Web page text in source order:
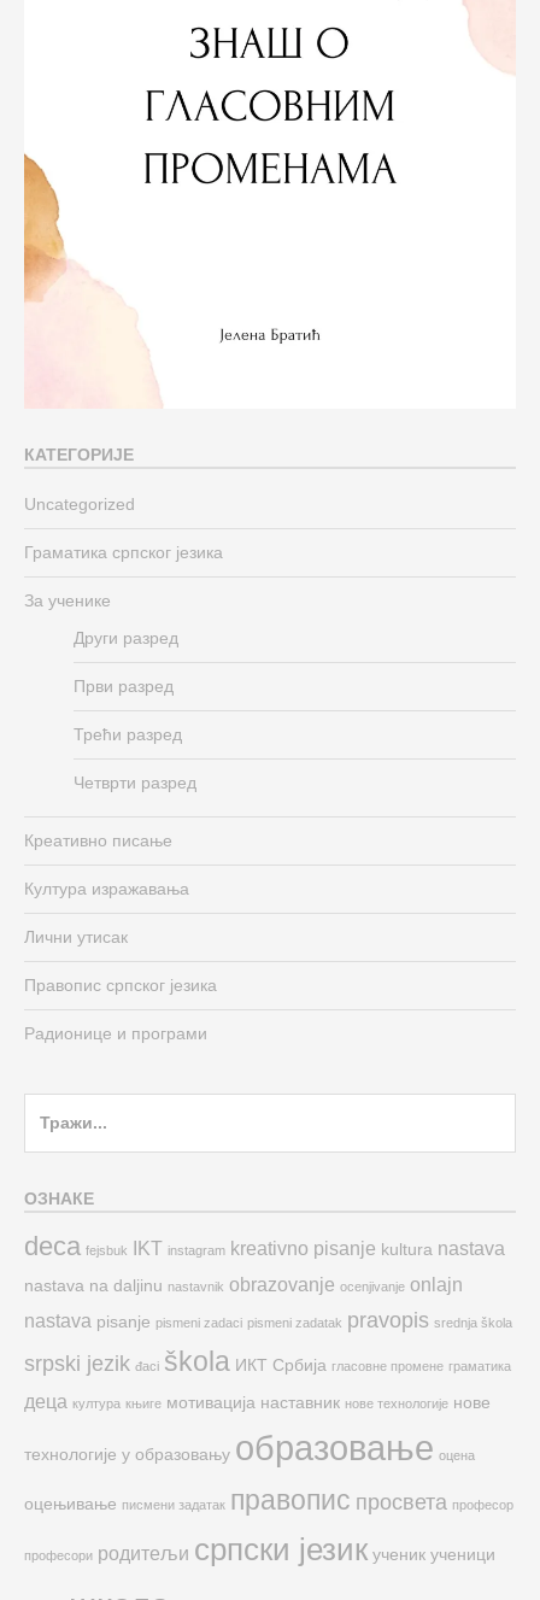
КАТЕГОРИЈЕ
Uncategorized
Граматика српског језика
За ученике
Други разред
Први разред
Трећи разред
Четврти разред
Креативно писање
Култура изражавања
Лични утисак
Правопис српског језика
Радионице и програми
ОЗНАКЕ
deca fejsbuk IKT instagram kreativno pisanje kultura nastava
nastava na daljinu nastavnik obrazovanje ocenjivanje onlajn
nastava pisanje pismeni zadaci pismeni zadatak pravopis srednja škola
srpski jezik đaci škola ИКТ Србија гласовне промене граматика
деца култура књиге мотивација наставник нове технологије нове
технологије у образовању образовање оцена
оцењивање писмени задатак правопис просвета професор
професори родитељи српски језик ученик ученици